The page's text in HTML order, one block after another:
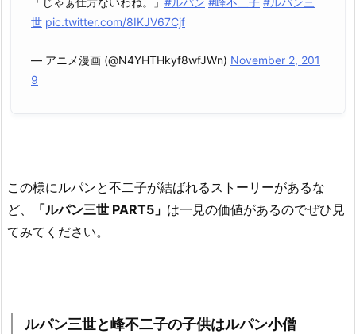
世 pic.twitter.com/8IKJV67Cjf
— アニメ漫画 (@N4YHTHkyf8wfJWn) November 2, 201
9
この様にルパンと不二子が結ばれるストーリーがあるな
ど、
「ルパン三世 PART5」 は一見の価値があるのでぜひ見
てみてください。
ルパン三世と峰不二子の子供はルパン小僧